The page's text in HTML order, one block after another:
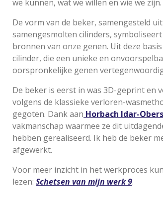
we kunnen, wat we willen en wie we zijn.
De vorm van de beker, samengesteld
samengesmolten cilinders,
bronnen van onze genen. Uit deze
cilinder, die een unieke en
oorspronkelijke genen
De beker is eerst in was 3D-geprint en
volgens de klassieke verloren-
gegoten. Dank aan Horbach Idar-
vakmanschap waarmee ze dit
hebben gerealiseerd. Ik heb de beker
afgewerkt.
Voor meer inzicht in het werkproces
lezen: Schetsen van mijn werk 9.